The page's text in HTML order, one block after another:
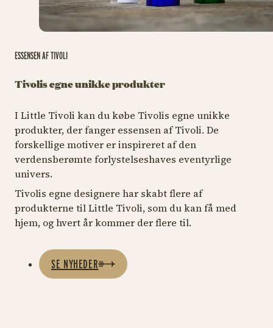
Tivolis egne unikke produkter
ESSENSEN AF TIVOLI
I Little Tivoli kan du købe Tivolis egne unikke
produkter, der fanger essensen af Tivoli. De
forskellige motiver er inspireret af den
verdensberømte forlystelseshaves eventyrlige
univers.
Tivolis egne designere har skabt flere af
produkterne til Little Tivoli, som du kan få med
hjem, og hvert år kommer der flere til.
SE NYHEDER